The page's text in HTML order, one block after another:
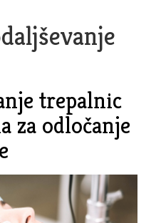
trepalnic
za odločanje